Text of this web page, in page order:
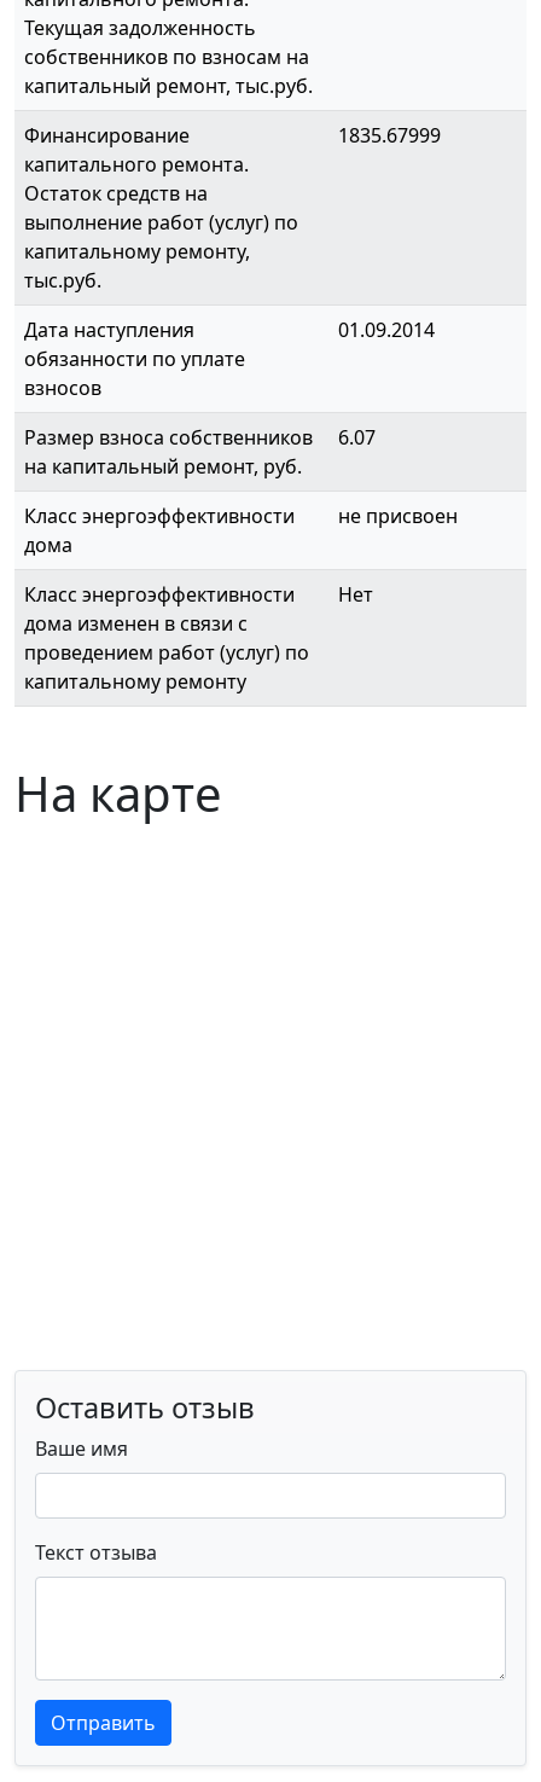
Текущая задолженность
собственников по взносам на
капитальный ремонт, тыс.руб.
Финансирование
капитального ремонта.
Остаток средств на
выполнение работ (услуг) по
капитальному ремонту,
тыс.руб.
1835.67999
Дата наступления
обязанности по уплате
взносов
01.09.2014
Размер взноса собственников
на капитальный ремонт, руб.
6.07
Класс энергоэффективности
дома
не присвоен
Класс энергоэффективности
дома изменен в связи с
проведением работ (услуг) по
капитальному ремонту
Нет
На карте
Оставить отзыв
Ваше имя
Текст отзыва
Текст отзыва
Текст отзыва
Отправить